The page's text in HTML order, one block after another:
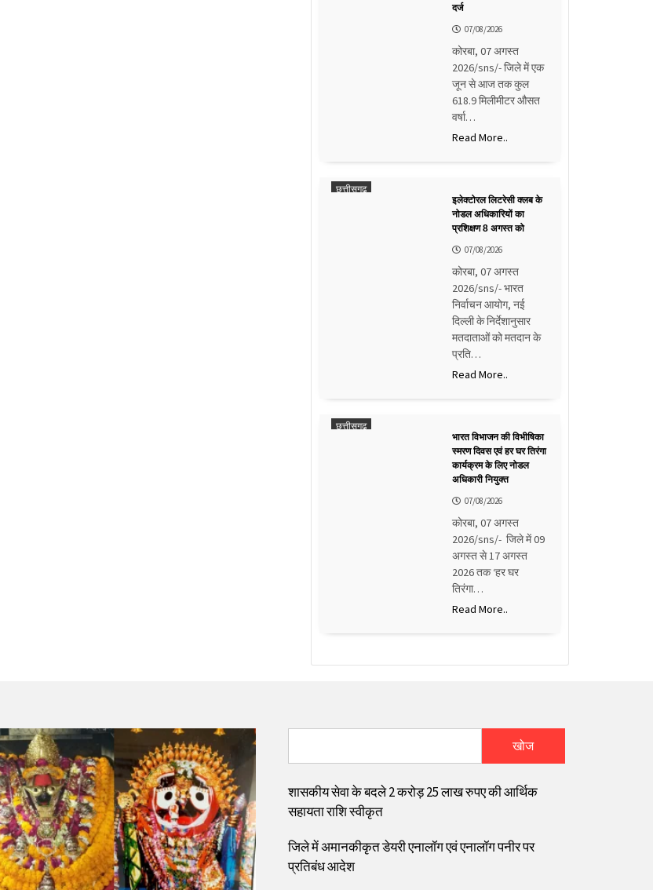
दर्ज
07/08/2026
कोरबा, 07 अगस्त
2026/sns/- जिले में एक
जून से आज तक कुल
618.9 मिलीमीटर औसत
वर्षा…
Read More..
छत्तीसगढ़
इलेक्टोरल लिटरेसी क्लब के
नोडल अधिकारियों का
प्रशिक्षण 8 अगस्त को
07/08/2026
कोरबा, 07 अगस्त
2026/sns/- भारत
निर्वाचन आयोग, नई
दिल्ली के निर्देशानुसार
मतदाताओं को मतदान के
प्रति…
Read More..
छत्तीसगढ़
भारत विभाजन की विभीषिका
स्मरण दिवस एवं हर घर तिरंगा
कार्यक्रम के लिए नोडल
अधिकारी नियुक्त
07/08/2026
कोरबा, 07 अगस्त
2026/sns/- जिले में 09
अगस्त से 17 अगस्त
2026 तक ‘हर घर
तिरंगा…
Read More..
खोज
शासकीय सेवा के बदले 2 करोड़ 25 लाख रुपए की आर्थिक
सहायता राशि स्वीकृत
जिले में अमानकीकृत डेयरी एनालॉग एवं एनालॉग पनीर पर
प्रतिबंध आदेश